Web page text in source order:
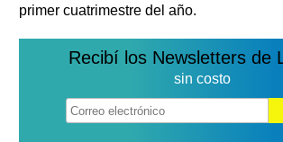
primer cuatrimestre del año.
Recibí los Newsletters de
sin costo